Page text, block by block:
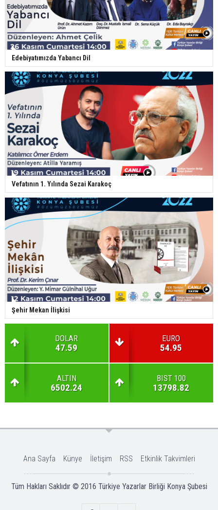
Edebiyatımızda Yabancı Dil
Vefatının 1. Yılında Sezai Karakoç
Şehir Mekan İlişkisi
DOLAR
47.59
EURO
54.95
ALTIN
6502.24
BIST 100
13798.82
Ana Sayfa Künye İletişim RSS Etkinlik Takvimleri
Tüm Hakları Saklıdır © 2016 Türkiye Yazarlar Birliği Konya Şubesi